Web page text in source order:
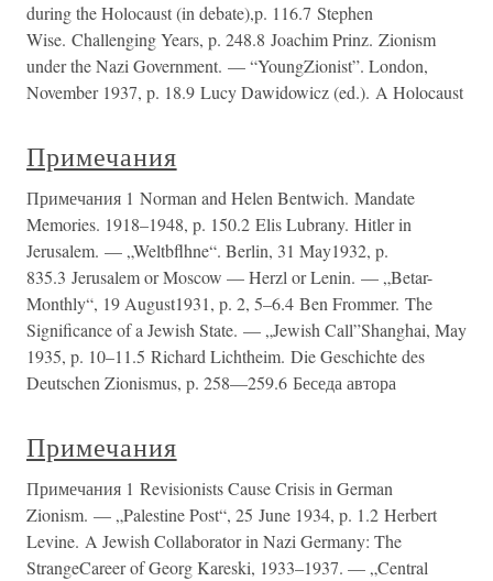
during the Holocaust (in debate),p. 116.7 Stephen
Wise. Challenging Years, p. 248.8 Joachim Prinz. Zionism
under the Nazi Government. — “YoungZionist”. London,
November 1937, p. 18.9 Lucy Dawidowicz (ed.). A Holocaust
Примечания
Примечания 1 Norman and Helen Bentwich. Mandate
Memories. 1918–1948, p. 150.2 Elis Lubrany. Hitler in
Jerusalem. — „Weltbflhne“. Berlin, 31 May1932, p.
835.3 Jerusalem or Moscow — Herzl or Lenin. — „Betar-
Monthly“, 19 August1931, p. 2, 5–6.4 Ben Frommer. The
Significance of a Jewish State. — „Jewish Call”Shanghai, May
1935, p. 10–11.5 Richard Lichtheim. Die Geschichte des
Deutschen Zionismus, p. 258—259.6 Беседа автора
Примечания
Примечания 1 Revisionists Cause Crisis in German
Zionism. — „Palestine Post“, 25 June 1934, p. 1.2 Herbert
Levine. A Jewish Collaborator in Nazi Germany: The
StrangeCareer of Georg Kareski, 1933–1937. — „Central